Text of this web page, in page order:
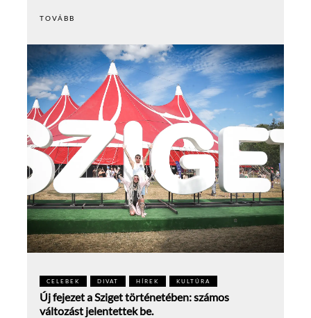
TOVÁBB
CELEBEK DIVAT HÍREK KULTÚRA
Új fejezet a Sziget történetében: számos
változást jelentettek be.